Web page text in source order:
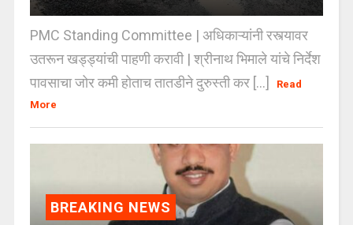
PMC Standing Committee | अधिकाऱ्यांनी रस्त्यावर
उतरून खड्ड्यांची पाहणी करावी | श्रीनाथ भिमाले यांचे निर्देश
पावसाचा जोर कमी होताच तातडीने दुरुस्ती कर [...]
Read
More
BREAKING NEWS